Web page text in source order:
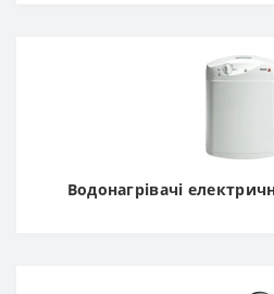
Водонагрівачі